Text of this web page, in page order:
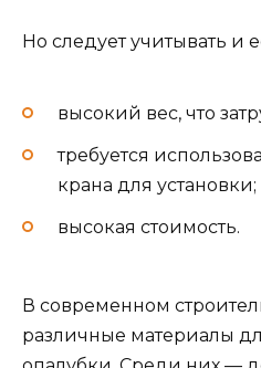
Но следует учитывать и
высокий вес, что
требуется
крана для установки;
высокая стоимость.
В современном
различные материалы